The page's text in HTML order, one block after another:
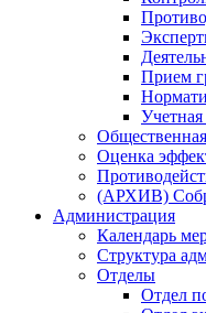
Прием
Учетная
Оценка
(АРХИВ)
Администрация
Календарь
Структура
Отделы
Отдел